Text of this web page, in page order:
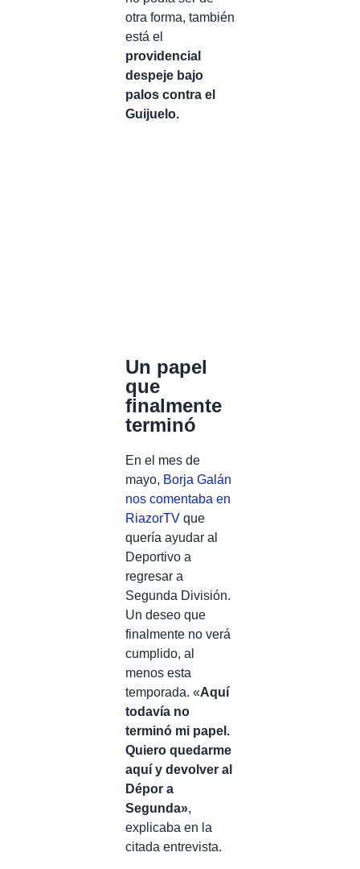
otra forma, también
está el
providencial
despeje bajo
palos contra el
Guijuelo.
Un papel
que
finalmente
terminó
En el mes de
mayo, Borja Galán
nos comentaba en
RiazorTV que
quería ayudar al
Deportivo a
regresar a
Segunda División.
Un deseo que
finalmente no verá
cumplido, al
menos esta
temporada. «Aquí
todavía no
terminó mi papel.
Quiero quedarme
aquí y devolver al
Dépor a
Segunda»,
explicaba en la
citada entrevista.